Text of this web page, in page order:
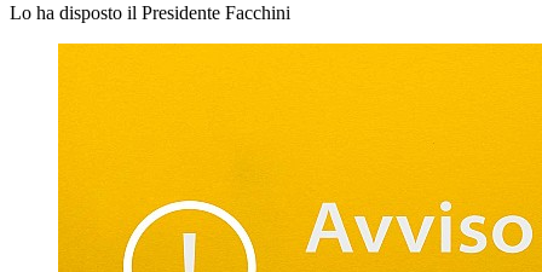
Lo ha disposto il Presidente Facchini